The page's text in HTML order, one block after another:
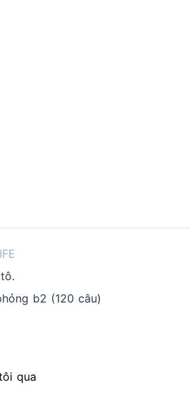
b2 (120 câu)
qua